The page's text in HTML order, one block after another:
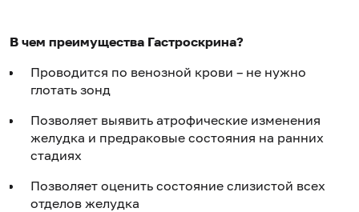
В чем преимущества Гастроскрина?
Проводится по венозной крови – не нужно
глотать зонд
Позволяет выявить атрофические изменения
желудка и предраковые состояния на ранних
стадиях
Позволяет оценить состояние слизистой всех
отделов желудка